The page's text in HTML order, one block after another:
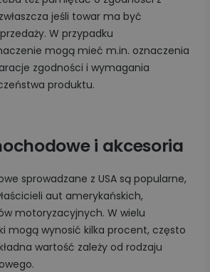
jeśli towar ma być
W przypadku
mogą mieć m.in. oznaczenia
zgodności i wymagania
produktu.
i akcesoria
sprowadzane z USA są popularne,
aut amerykańskich,
motoryzacyjnych. W wielu
mogą wynosić kilka procent, często
wartość zależy od rodzaju